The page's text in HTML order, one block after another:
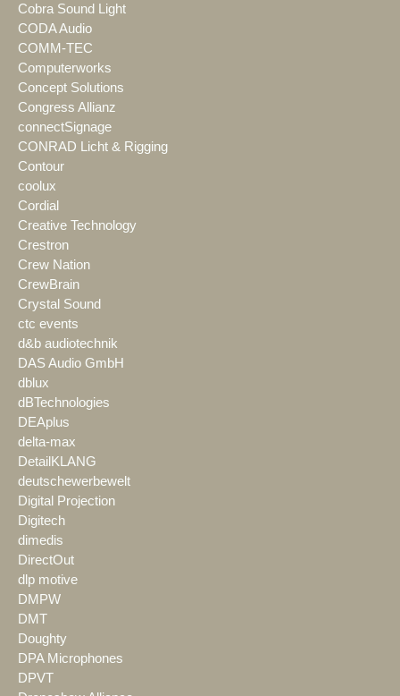
Cobra Sound Light
CODA Audio
COMM-TEC
Computerworks
Concept Solutions
Congress Allianz
connectSignage
CONRAD Licht & Rigging
Contour
coolux
Cordial
Creative Technology
Crestron
Crew Nation
CrewBrain
Crystal Sound
ctc events
d&b audiotechnik
DAS Audio GmbH
dblux
dBTechnologies
DEAplus
delta-max
DetailKLANG
deutschewerbewelt
Digital Projection
Digitech
dimedis
DirectOut
dlp motive
DMPW
DMT
Doughty
DPA Microphones
DPVT